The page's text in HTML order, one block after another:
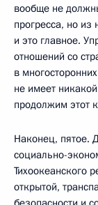
вообще не
прогресса, но
и это главное.
отношений со
в
не имеет
продолжим этот
Наконец, пятое.
социально-
Тихоокеанского
открытой,